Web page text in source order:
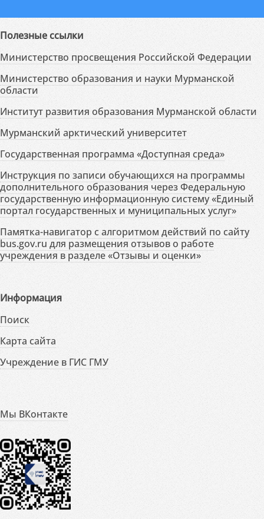
Полезные ссылки
Министерство просвещения Российской Федерации
Министерство образования и науки Мурманской
области
Институт развития образования Мурманской области
Мурманский арктический университет
Государственная программа «Доступная среда»
Инструкция по записи обучающихся на программы
дополнительного образования через Федеральную
государственную информационную систему «Единый
портал государственных и муниципальных услуг»
Памятка-навигатор с алгоритмом действий по сайту
bus.gov.ru для размещения отзывов о работе
учреждения в разделе «Отзывы и оценки»
Информация
Поиск
Карта сайта
Учреждение в ГИС ГМУ
Мы ВКонтакте